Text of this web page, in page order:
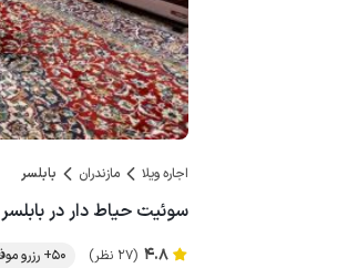
اجاره ویلا مازندران بابلسر
سوئیت حیاط دار در بابلسر
4.8 (27 نظر) 50+ رزرو موفق